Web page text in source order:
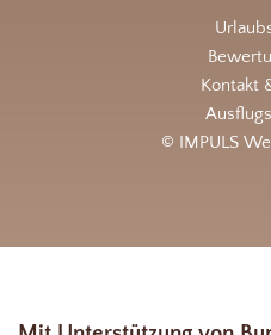
Kontakt
© IMPULS